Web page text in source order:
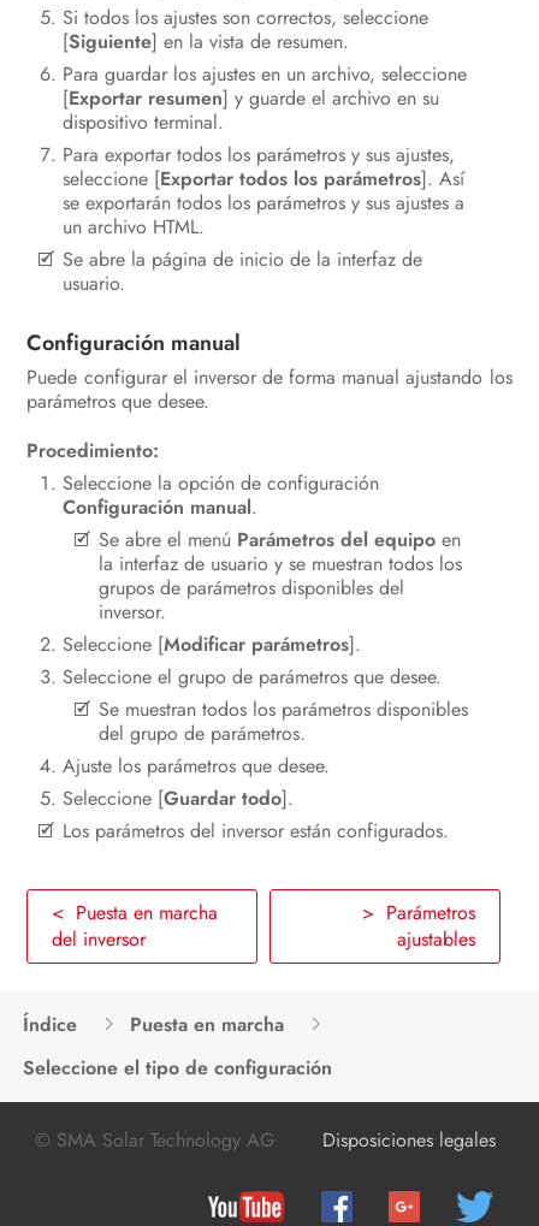
Si todos los ajustes son correctos, seleccione
[Siguiente] en la vista de resumen.
Para guardar los ajustes en un archivo, seleccione
[Exportar resumen] y guarde el archivo en su
dispositivo terminal.
Para exportar todos los parámetros y sus ajustes,
seleccione [Exportar todos los parámetros]. Así
se exportarán todos los parámetros y sus ajustes a
un archivo HTML.
Se abre la página de inicio de la interfaz de
usuario.
Configuración manual
Puede configurar el inversor de forma manual ajustando los
parámetros que desee.
Procedimiento:
Seleccione la opción de configuración
Configuración manual.
Se abre el menú Parámetros del equipo en
la interfaz de usuario y se muestran todos los
grupos de parámetros disponibles del
inversor.
Seleccione [Modificar parámetros].
Seleccione el grupo de parámetros que desee.
Se muestran todos los parámetros disponibles
del grupo de parámetros.
Ajuste los parámetros que desee.
Seleccione [Guardar todo].
Los parámetros del inversor están configurados.
< Puesta en marcha
del inversor
> Parámetros
ajustables
Índice
Puesta en marcha
Seleccione el tipo de configuración
© SMA Solar Technology AG Disposiciones legales